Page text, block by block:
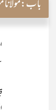
باب: